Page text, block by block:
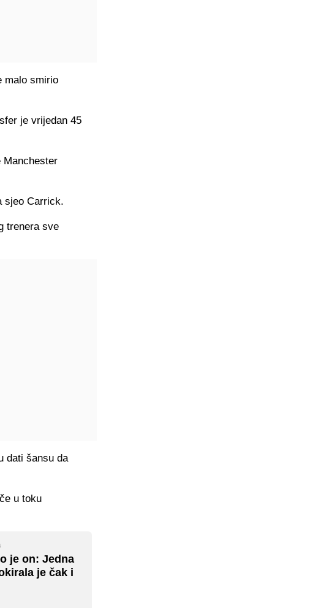
malo smirio
je vrijedan 45
Manchester
sjeo Carrick.
trenera sve
dati šansu da
u toku
je on: Jedna
je čak i